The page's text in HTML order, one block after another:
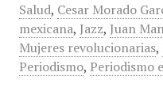
Salud, Cesar Morado
mexicana, Jazz, Juan
Mujeres revolucionarias,
Periodismo, Periodismo